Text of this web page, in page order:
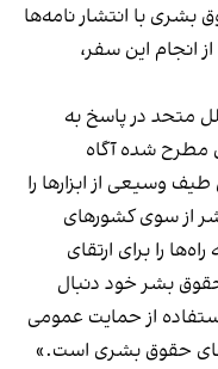
بشری با انتشار نامه‌ها
انجام این سفر،
متحد در پاسخ به
مطرح شده آگاه
وسیعی از ابزارها را
از سوی کشورهای
را برای ارتقای
بشر خود دنبال
از حمایت عمومی
حقوق بشری است.»